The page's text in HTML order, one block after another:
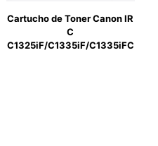
Cartucho de Toner Canon IR
C
C1325iF/C1335iF/C1335iFC